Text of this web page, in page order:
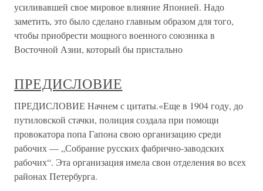
усиливавшей свое мировое влияние Японией. Надо
заметить, это было сделано главным образом для того,
чтобы приобрести мощного военного союзника в
Восточной Азии, который бы пристально
ПРЕДИСЛОВИЕ
ПРЕДИСЛОВИЕ Начнем с цитаты.«Еще в 1904 году, до
путиловской стачки, полиция создала при помощи
провокатора попа Гапона свою организацию среди
рабочих — „Собрание русских фабрично-заводских
рабочих“. Эта организация имела свои отделения во всех
районах Петербурга.